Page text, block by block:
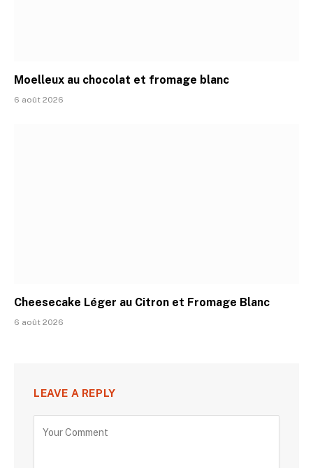
Moelleux au chocolat et fromage blanc
6 août 2026
Cheesecake Léger au Citron et Fromage Blanc
6 août 2026
LEAVE A REPLY